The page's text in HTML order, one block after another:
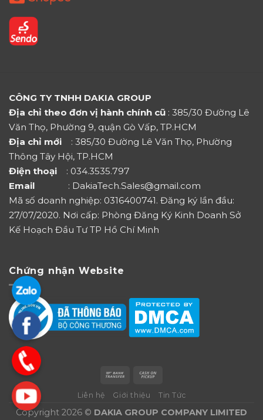
CÔNG TY TNHH DAKIA GROUP
Địa chỉ theo đơn vị hành chính cũ : 385/30 Đường Lê
Văn Thọ, Phường 9, quận Gò Vấp, TP.HCM
Địa chỉ mới
: 385/30 Đường Lê Văn Thọ, Phường
Thông Tây Hội, TP.HCM
Điện thoại : 034.3535.797
Email : DakiaTech.Sales@gmail.com
Mã số doanh nghiệp: 0316400741. Đăng ký lần đầu:
27/07/2020. Nơi cấp: Phòng Đăng Ký Kinh Doanh Sở
Kế Hoạch Đầu Tư TP Hồ Chí Minh
Chứng nhận Website
Liên hệ Giới thiệu Tin Tức
Copyright 2026 © DAKIA GROUP COMPANY LIMITED